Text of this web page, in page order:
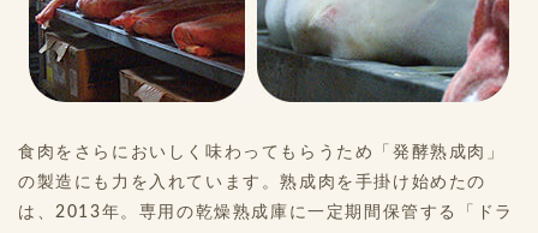
食肉をさらにおいしく味わってもらうため「発酵熟成肉」
の製造にも力を入れています。熟成肉を手掛け始めたの
は、2013年。専用の乾燥熟成庫に一定期間保管する「ドラ